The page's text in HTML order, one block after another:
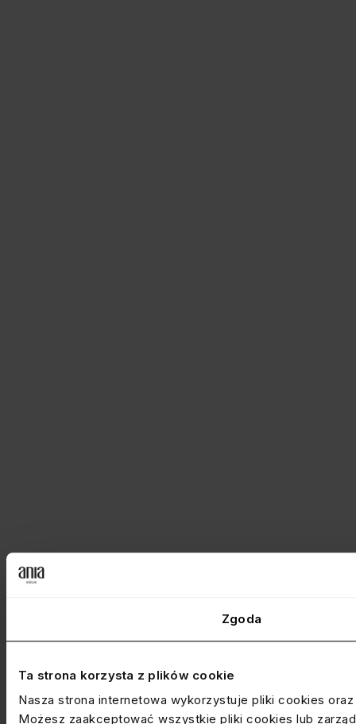
Zgoda
Ta strona korzysta z plików cookie
Nasza strona internetowa wykorzystuje pliki cookies
Możesz zaakceptować wszystkie pliki cookies lub